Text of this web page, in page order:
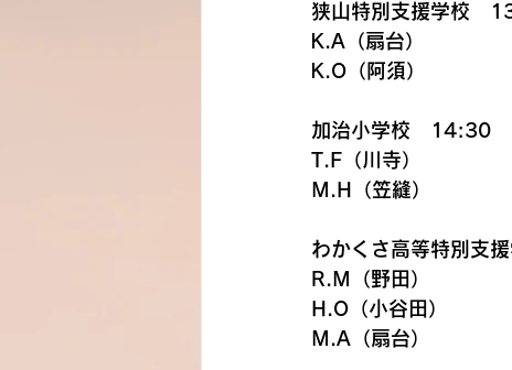
狭山特別支援学校　
K.A（扇台）
K.O（阿須）
加治小学校　14:30
T.F（川寺）
M.H（笠縫）
わかくさ高等特別支
R.M（野田）
H.O（小谷田）
M.A（扇台）